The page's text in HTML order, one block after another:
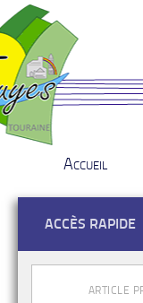
Accueil
ACCÈS RAPIDE
ARTICLE